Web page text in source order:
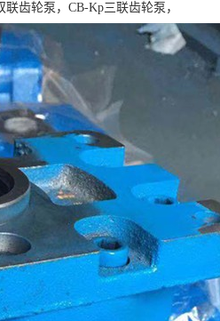
齿轮泵，CB-Kp三联齿轮泵，